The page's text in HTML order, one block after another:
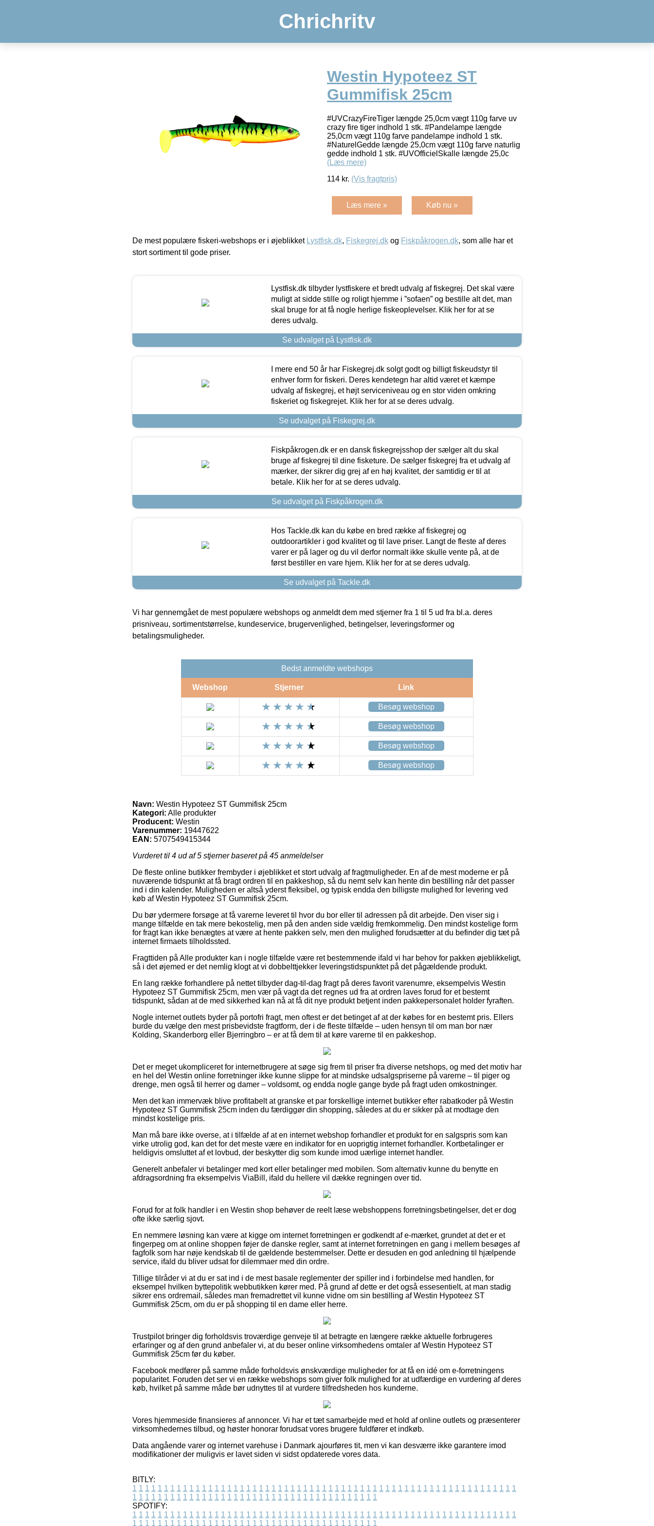
Chrichritv
Westin Hypoteez ST
Gummifisk 25cm
#UVCrazyFireTiger længde 25,0cm vægt 110g farve uv
crazy fire tiger indhold 1 stk. #Pandelampe længde
25,0cm vægt 110g farve pandelampe indhold 1 stk.
#NaturelGedde længde 25,0cm vægt 110g farve naturlig
gedde indhold 1 stk. #UVOfficielSkalle længde 25,0c
(Læs mere)
114 kr. (Vis fragtpris)
Læs mere » Køb nu »
De mest populære fiskeri-webshops er i øjeblikket Lystfisk.dk, Fiskegrej.dk og Fiskpåkrogen.dk, som alle har et
stort sortiment til gode priser.
Lystfisk.dk tilbyder lystfiskere et bredt udvalg af fiskegrej. Det skal være
muligt at sidde stille og roligt hjemme i ”sofaen” og bestille alt det, man
skal bruge for at få nogle herlige fiskeoplevelser. Klik her for at se
deres udvalg.
Se udvalget på Lystfisk.dk
I mere end 50 år har Fiskegrej.dk solgt godt og billigt fiskeudstyr til
enhver form for fiskeri. Deres kendetegn har altid været et kæmpe
udvalg af fiskegrej, et højt serviceniveau og en stor viden omkring
fiskeriet og fiskegrejet. Klik her for at se deres udvalg.
Se udvalget på Fiskegrej.dk
Fiskpåkrogen.dk er en dansk fiskegrejsshop der sælger alt du skal
bruge af fiskegrej til dine fisketure. De sælger fiskegrej fra et udvalg af
mærker, der sikrer dig grej af en høj kvalitet, der samtidig er til at
betale. Klik her for at se deres udvalg.
Se udvalget på Fiskpåkrogen.dk
Hos Tackle.dk kan du købe en bred række af fiskegrej og
outdoorartikler i god kvalitet og til lave priser. Langt de fleste af deres
varer er på lager og du vil derfor normalt ikke skulle vente på, at de
først bestiller en vare hjem. Klik her for at se deres udvalg.
Se udvalget på Tackle.dk
Vi har gennemgået de mest populære webshops og anmeldt dem med stjerner fra 1 til 5 ud fra bl.a. deres
prisniveau, sortimentstørrelse, kundeservice, brugervenlighed, betingelser, leveringsformer og
betalingsmuligheder.
Bedst anmeldte webshops
Webshop Stjerner Link
Besøg webshop
Besøg webshop
Besøg webshop
Besøg webshop
Navn: Westin Hypoteez ST Gummifisk 25cm
Kategori: Alle produkter
Producent: Westin
Varenummer: 19447622
EAN: 5707549415344
Vurderet til 4 ud af 5 stjerner baseret på 45 anmeldelser
De fleste online butikker frembyder i øjeblikket et stort udvalg af fragtmuligheder. En af de mest moderne er på
nuværende tidspunkt at få bragt ordren til en pakkeshop, så du nemt selv kan hente din bestilling når det passer
ind i din kalender. Muligheden er altså yderst fleksibel, og typisk endda den billigste mulighed for levering ved
køb af Westin Hypoteez ST Gummifisk 25cm.
Du bør ydermere forsøge at få varerne leveret til hvor du bor eller til adressen på dit arbejde. Den viser sig i
mange tilfælde en tak mere bekostelig, men på den anden side vældig fremkommelig. Den mindst kostelige form
for fragt kan ikke benægtes at være at hente pakken selv, men den mulighed forudsætter at du befinder dig tæt på
internet firmaets tilholdssted.
Fragttiden på Alle produkter kan i nogle tilfælde være ret bestemmende ifald vi har behov for pakken øjeblikkeligt,
så i det øjemed er det nemlig klogt at vi dobbelttjekker leveringstidspunktet på det pågældende produkt.
En lang række forhandlere på nettet tilbyder dag-til-dag fragt på deres favorit varenumre, eksempelvis Westin
Hypoteez ST Gummifisk 25cm, men vær på vagt da det regnes ud fra at ordren laves forud for et bestemt
tidspunkt, sådan at de med sikkerhed kan nå at få dit nye produkt betjent inden pakkepersonalet holder fyraften.
Nogle internet outlets byder på portofri fragt, men oftest er det betinget af at der købes for en bestemt pris. Ellers
burde du vælge den mest prisbevidste fragtform, der i de fleste tilfælde – uden hensyn til om man bor nær
Kolding, Skanderborg eller Bjerringbro – er at få dem til at køre varerne til en pakkeshop.
Det er meget ukompliceret for internetbrugere at søge sig frem til priser fra diverse netshops, og med det motiv har
en hel del Westin online forretninger ikke kunne slippe for at mindske udsalgspriserne på varerne – til piger og
drenge, men også til herrer og damer – voldsomt, og endda nogle gange byde på fragt uden omkostninger.
Men det kan immervæk blive profitabelt at granske et par forskellige internet butikker efter rabatkoder på Westin
Hypoteez ST Gummifisk 25cm inden du færdiggør din shopping, således at du er sikker på at modtage den
mindst kostelige pris.
Man må bare ikke overse, at i tilfælde af at en internet webshop forhandler et produkt for en salgspris som kan
virke utrolig god, kan det for det meste være en indikator for en uoprigtig internet forhandler. Kortbetalinger er
heldigvis omsluttet af et lovbud, der beskytter dig som kunde imod uærlige internet handler.
Generelt anbefaler vi betalinger med kort eller betalinger med mobilen. Som alternativ kunne du benytte en
afdragsordning fra eksempelvis ViaBill, ifald du hellere vil dække regningen over tid.
Forud for at folk handler i en Westin shop behøver de reelt læse webshoppens forretningsbetingelser, det er dog
ofte ikke særlig sjovt.
En nemmere løsning kan være at kigge om internet forretningen er godkendt af e-mærket, grundet at det er et
fingerpeg om at online shoppen føjer de danske regler, samt at internet forretningen en gang i mellem besøges af
fagfolk som har nøje kendskab til de gældende bestemmelser. Dette er desuden en god anledning til hjælpende
service, ifald du bliver udsat for dilemmaer med din ordre.
Tillige tilråder vi at du er sat ind i de mest basale reglementer der spiller ind i forbindelse med handlen, for
eksempel hvilken byttepolitik webbutikken kører med. På grund af dette er det også essesentielt, at man stadig
sikrer ens ordremail, således man fremadrettet vil kunne vidne om sin bestilling af Westin Hypoteez ST
Gummifisk 25cm, om du er på shopping til en dame eller herre.
Trustpilot bringer dig forholdsvis troværdige genveje til at betragte en længere række aktuelle forbrugeres
erfaringer og af den grund anbefaler vi, at du beser online virksomhedens omtaler af Westin Hypoteez ST
Gummifisk 25cm før du køber.
Facebook medfører på samme måde forholdsvis ønskværdige muligheder for at få en idé om e-forretningens
popularitet. Foruden det ser vi en række webshops som giver folk mulighed for at udfærdige en vurdering af deres
køb, hvilket på samme måde bør udnyttes til at vurdere tilfredsheden hos kunderne.
Vores hjemmeside finansieres af annoncer. Vi har et tæt samarbejde med et hold af online outlets og præsenterer
virksomhedernes tilbud, og høster honorar forudsat vores brugere fuldfører et indkøb.
Data angående varer og internet varehuse i Danmark ajourføres tit, men vi kan desværre ikke garantere imod
modifikationer der muligvis er lavet siden vi sidst opdaterede vores data.
BITLY:
1 1 1 1 1 1 1 1 1 1 1 1 1 1 1 1 1 1 1 1 1 1 1 1 1 1 1 1 1 1 1 1 1 1 1 1 1 1 1 1 1 1 1 1 1 1 1 1 1 1 1 1 1 1 1 1 1 1 1 1 1
1 1 1 1 1 1 1 1 1 1 1 1 1 1 1 1 1 1 1 1 1 1 1 1 1 1 1 1 1 1 1 1 1 1 1 1 1 1 1
SPOTIFY:
1 1 1 1 1 1 1 1 1 1 1 1 1 1 1 1 1 1 1 1 1 1 1 1 1 1 1 1 1 1 1 1 1 1 1 1 1 1 1 1 1 1 1 1 1 1 1 1 1 1 1 1 1 1 1 1 1 1 1 1 1
1 1 1 1 1 1 1 1 1 1 1 1 1 1 1 1 1 1 1 1 1 1 1 1 1 1 1 1 1 1 1 1 1 1 1 1 1 1 1